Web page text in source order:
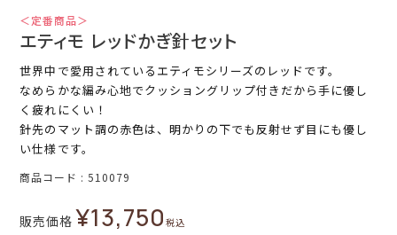
＜定番商品＞
エティモ レッドかぎ針セット
世界中で愛用されているエティモシリーズのレッドです。
なめらかな編み心地でクッショングリップ付きだから手に優し
く疲れにくい！
針先のマット調の赤色は、明かりの下でも反射せず目にも優し
い仕様です。
商品コード 510079
販売価格 ¥13,750税込